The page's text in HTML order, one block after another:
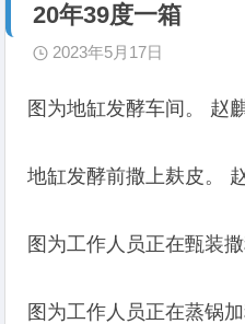
20年39度一箱
2023年5月17日
图为地缸发酵车间。 赵
地缸发酵前撒上麸皮。
图为工作人员正在甄装
图为工作人员正在蒸锅